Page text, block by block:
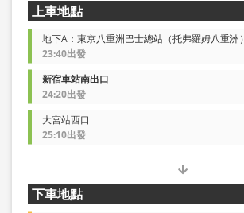
上車地點
地下A：東京八重洲巴士總站（托弗羅姆八重洲）
23:40出發
新宿車站南出口
24:20出發
大宮站西口
25:10出發
下車地點